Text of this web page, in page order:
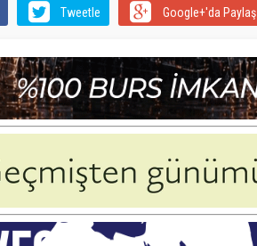
Tweetle Google+'da Paylaş